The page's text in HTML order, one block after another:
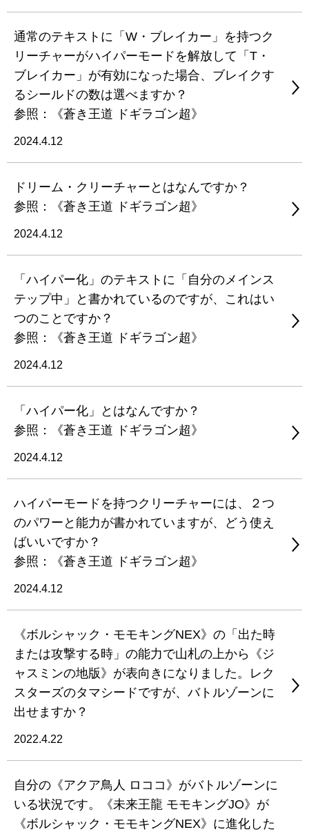
通常のテキストに「W・ブレイカー」を持つク
リーチャーがハイパーモードを解放して「T・
ブレイカー」が有効になった場合、ブレイクす
るシールドの数は選べますか？
参照：《蒼き王道 ドギラゴン超》
2024.4.12
ドリーム・クリーチャーとはなんですか？
参照：《蒼き王道 ドギラゴン超》
2024.4.12
「ハイパー化」のテキストに「自分のメインス
テップ中」と書かれているのですが、これはい
つのことですか？
参照：《蒼き王道 ドギラゴン超》
2024.4.12
「ハイパー化」とはなんですか？
参照：《蒼き王道 ドギラゴン超》
2024.4.12
ハイパーモードを持つクリーチャーには、２つ
のパワーと能力が書かれていますが、どう使え
ばいいですか？
参照：《蒼き王道 ドギラゴン超》
2024.4.12
《ボルシャック・モモキングNEX》の「出た時
または攻撃する時」の能力で山札の上から《ジ
ャスミンの地版》が表向きになりました。レク
スターズのタマシードですが、バトルゾーンに
出せますか？
2022.4.22
自分の《アクア鳥人 ロココ》がバトルゾーンに
いる状況です。《未来王龍 モモキングJO》が
《ボルシャック・モモキングNEX》に進化した